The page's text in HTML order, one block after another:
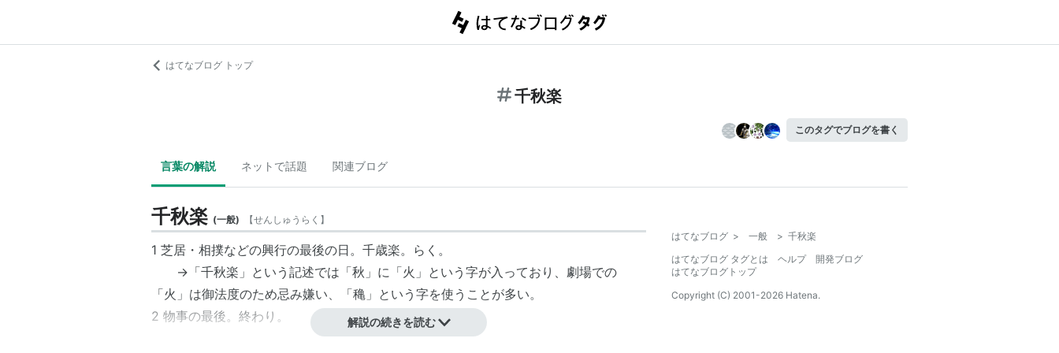
はてなブログ トップ
千秋楽
このタグでブログを書く
言葉の解説 ネットで話題 関連ブログ
千秋楽 (一般) 【せんしゅうらく 】
1 芝居・相撲などの興行の最後の日。千歳楽。らく。
→「千秋楽」という記述では「秋」に「火」という字が入っており、劇場での
「火」は御法度のため忌み嫌い、「穐」という字を使うことが多い。
2 物事の最後。終わり。
解説の続きを読む
はてなブログ > 一般 > 千秋楽
はてなブログ タグとは
ヘルプ
開発ブログ
はてなブログトップ
Copyright (C) 2001-2026 Hatena.